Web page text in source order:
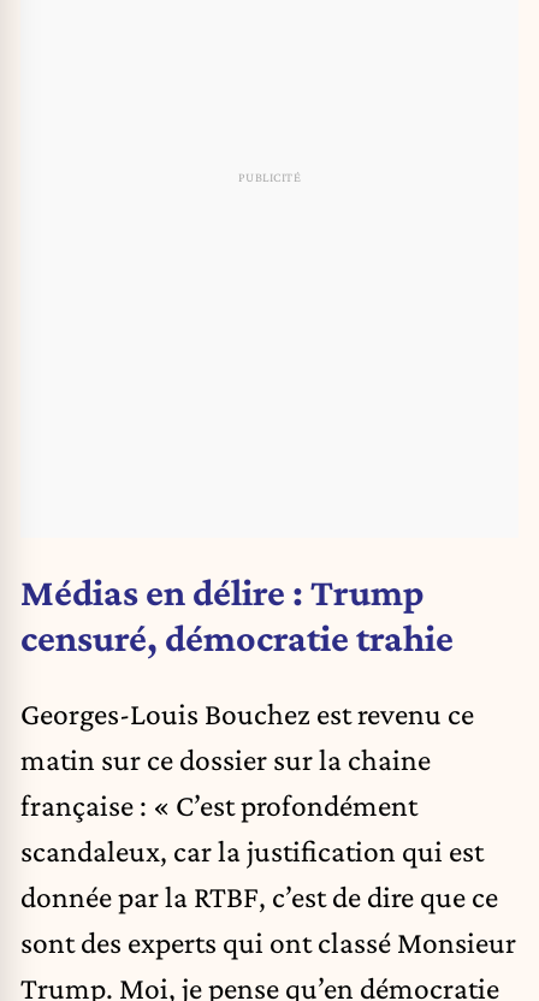
Médias en délire : Trump
censuré, démocratie trahie
Georges-Louis Bouchez est revenu ce
matin sur ce dossier sur la chaine
française : « C’est profondément
scandaleux, car la justification qui est
donnée par la RTBF, c’est de dire que ce
sont des experts qui ont classé Monsieur
Trump. Moi, je pense qu’en démocratie